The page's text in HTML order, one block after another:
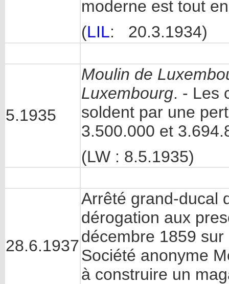
moderne est tout
(LIL: 20.3.1934)
5.1935
Moulin de
Luxembourg. - Les
soldent par une
3.500.000 et
(LW : 8.5.1935)
28.6.1937
Arrêté grand-ducal
dérogation aux
décembre 1859
Société anonyme
à construire un